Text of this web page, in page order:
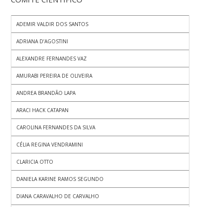
ADEMIR VALDIR DOS SANTOS
ADRIANA D’AGOSTINI
ALEXANDRE FERNANDES VAZ
AMURABI PEREIRA DE OLIVEIRA
ANDREA BRANDÃO LAPA
ARACI HACK CATAPAN
CAROLINA FERNANDES DA SILVA
CÉLIA REGINA VENDRAMINI
CLARICIA OTTO
DANIELA KARINE RAMOS SEGUNDO
DIANA CARAVALHO DE CARVALHO